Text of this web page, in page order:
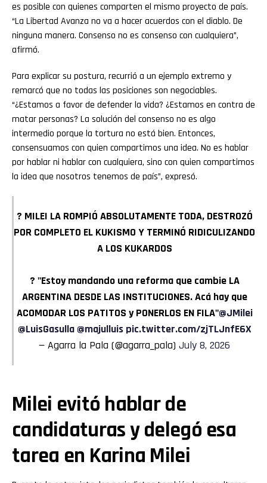
es posible con quienes comparten el mismo proyecto de país.
“La Libertad Avanza no va a hacer acuerdos con el diablo. De
ninguna manera. Consenso no es consenso con cualquiera”,
afirmó.
Para explicar su postura, recurrió a un ejemplo extremo y
remarcó que no todas las posiciones son negociables.
“¿Estamos a favor de defender la vida? ¿Estamos en contra de
matar personas? La solución del consenso no es algo
intermedio porque la tortura no está bien. Entonces,
consensuamos con quien compartimos una idea. No es hablar
por hablar ni hablar con cualquiera, sino con quien compartimos
la idea que nosotros tenemos de país”, expresó.
? MILEI LA ROMPIÓ ABSOLUTAMENTE TODA, DESTROZÓ
POR COMPLETO EL KUKISMO Y TERMINÓ RIDICULIZANDO
A LOS KUKARDOS
? "Estoy mandando una reforma que cambie LA
ARGENTINA DESDE LAS INSTITUCIONES. Acá hay que
ACOMODAR LOS PATITOS y PONERLOS EN FILA"@JMilei
@LuisGasulla@majulluis pic.twitter.com/zjTLJnfE6X
— Agarra la Pala (@agarra_pala) July 8, 2026
Milei evitó hablar de
candidaturas y delegó esa
tarea en Karina Milei